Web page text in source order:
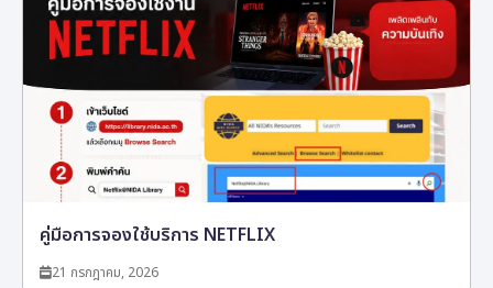
คู่มือการจองใช้บริการ NETFLIX
21 กรกฎาคม, 2026